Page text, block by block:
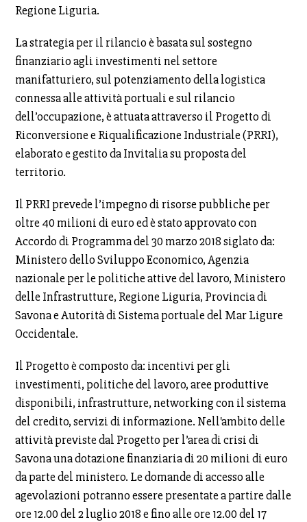
Regione Liguria.
La strategia per il rilancio è basata sul sostegno
finanziario agli investimenti nel settore
manifatturiero, sul potenziamento della logistica
connessa alle attività portuali e sul rilancio
dell’occupazione, è attuata attraverso il Progetto di
Riconversione e Riqualificazione Industriale (PRRI),
elaborato e gestito da Invitalia su proposta del
territorio.
Il PRRI prevede l’impegno di risorse pubbliche per
oltre 40 milioni di euro ed è stato approvato con
Accordo di Programma del 30 marzo 2018 siglato da:
Ministero dello Sviluppo Economico, Agenzia
nazionale per le politiche attive del lavoro, Ministero
delle Infrastrutture, Regione Liguria, Provincia di
Savona e Autorità di Sistema portuale del Mar Ligure
Occidentale.
Il Progetto è composto da: incentivi per gli
investimenti, politiche del lavoro, aree produttive
disponibili, infrastrutture, networking con il sistema
del credito, servizi di informazione. Nell'ambito delle
attività previste dal Progetto per l’area di crisi di
Savona una dotazione finanziaria di 20 milioni di euro
da parte del ministero. Le domande di accesso alle
agevolazioni potranno essere presentate a partire dalle
ore 12.00 del 2 luglio 2018 e fino alle ore 12.00 del 17